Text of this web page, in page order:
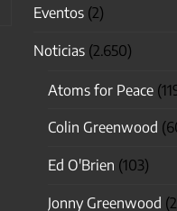
Eventos(2)
Noticias(2.650)
Atoms for Peace
Colin Greenwood
Ed O'Brien (103)
Jonny Greenwood